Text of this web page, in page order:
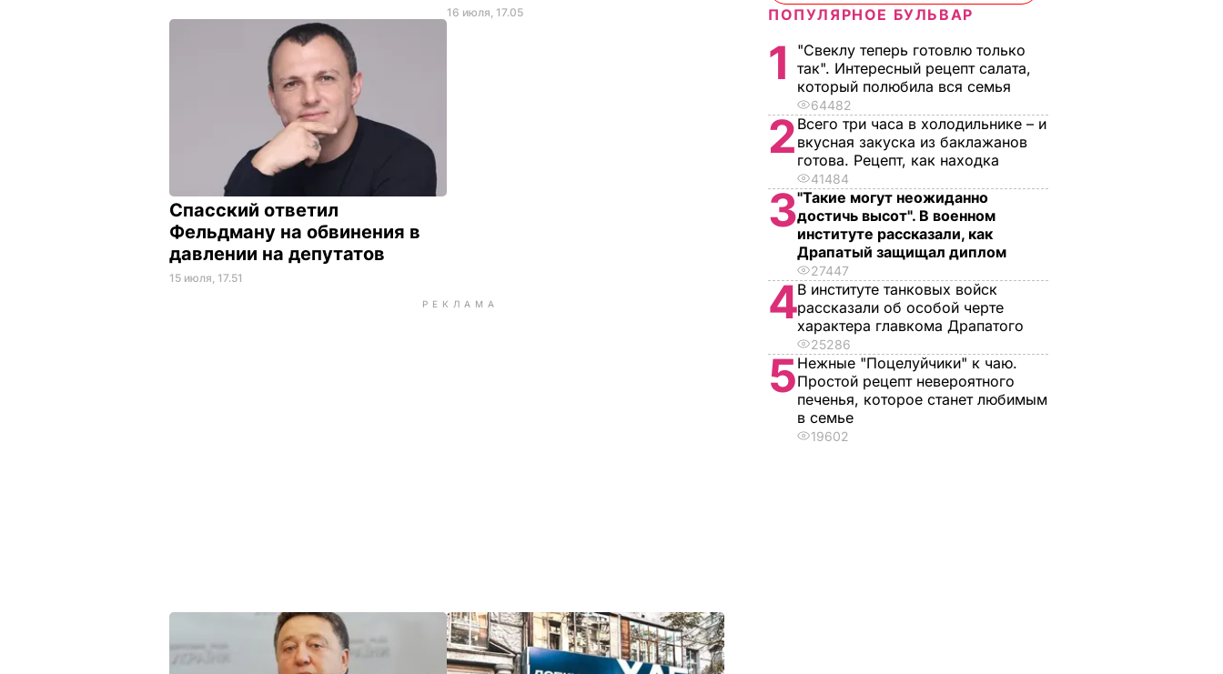
16 июля, 17.05
Спасский ответил
Фельдману на обвинения в
давлении на депутатов
15 июля, 17.51
РЕКЛАМА
ПОПУЛЯРНОЕ БУЛЬВАР
1
"Свеклу теперь готовлю только
так". Интересный рецепт салата,
который полюбила вся семья
64482
2 Всего три часа в холодильнике – и
вкусная закуска из баклажанов
готова. Рецепт, как находка
41484
3"Такие могут неожиданно
достичь высот". В военном
институте рассказали, как
Драпатый защищал диплом
27447
4В институте танковых войск
рассказали об особой черте
характера главкома Драпатого
25286
5Нежные "Поцелуйчики" к чаю.
Простой рецепт невероятного
печенья, которое станет любимым
в семье
19602